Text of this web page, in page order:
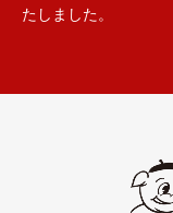
たしました。